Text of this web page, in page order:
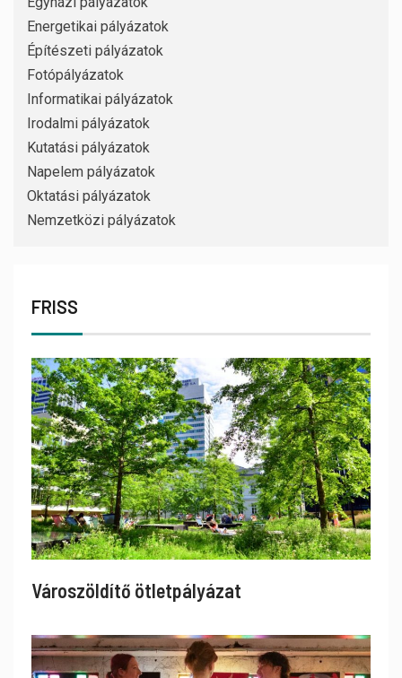
Energetikai pályázatok
Építészeti pályázatok
Fotópályázatok
Informatikai pályázatok
Irodalmi pályázatok
Kutatási pályázatok
Napelem pályázatok
Oktatási pályázatok
Nemzetközi pályázatok
FRISS
Városzöldítő ötletpályázat